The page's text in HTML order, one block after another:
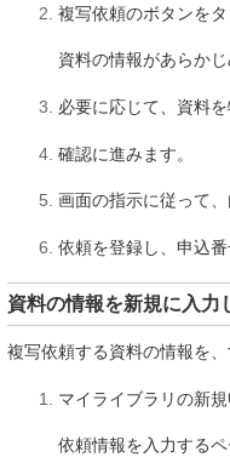
複写依頼のボタンを
資料の情報があらか
必要に応じて、資料
確認に進みます。
画面の指示に従って
依頼を登録し、申込番
資料の情報を新規に入力
複写依頼する資料の情報を
マイライブラリの新
依頼情報を入力するペ